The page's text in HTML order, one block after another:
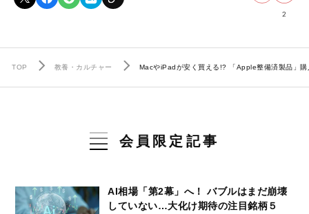
2
TOP 教養・カルチャー MacやiPadが安く買える!? 「Apple整備済製品」購
会員限定記事
AI相場「第2幕」へ！ バブルはまだ崩壊
していない…大化け期待の注目銘柄５